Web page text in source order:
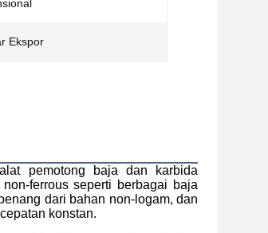
Ekspor
pemotong baja dan karbida
ferrous seperti berbagai baja
dari bahan non-logam, dan
konstan.